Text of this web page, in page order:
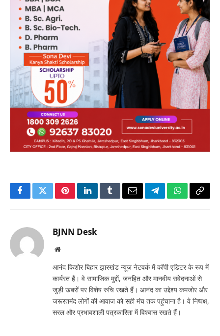
FacebookTwitterPinterestLinkedInTumblrEmailTelegramWhatsApp
Copy
BJNN Desk
Website
आनंद किशोर बिहार झारखंड न्यूज़ नेटवर्क में कॉपी एडिटर के रूप में
कार्यरत हैं। वे सामाजिक मुद्दों, जनहित और मानवीय संवेदनाओं से
जुड़ी खबरों पर विशेष रुचि रखते हैं। आनंद का उद्देश्य कमजोर और
जरूरतमंद लोगों की आवाज को सही मंच तक पहुंचाना है। वे निष्पक्ष,
सरल और प्रभावशाली पत्रकारिता में विश्वास रखते हैं।